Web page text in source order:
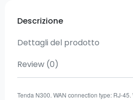
Descrizione
Dettagli del prodotto
Review (0)
Tenda N300. WAN connection type: RJ-